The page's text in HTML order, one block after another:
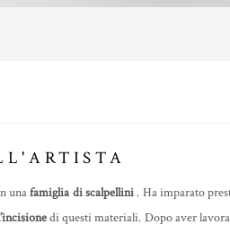
unafamiglia di scalpellini . Ha imparato
di questi materiali. Dopo aver